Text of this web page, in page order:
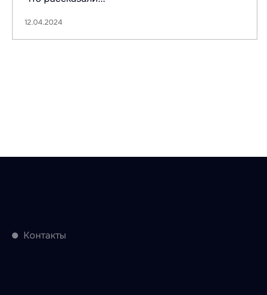
12.04.2024
Контакты